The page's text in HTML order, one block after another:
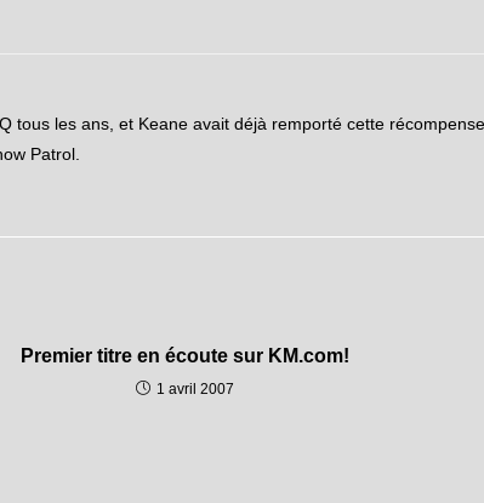
les ans, et Keane avait déjà remporté cette
Patrol.
Premier titre en écoute sur KM.com!
1 avril 2007